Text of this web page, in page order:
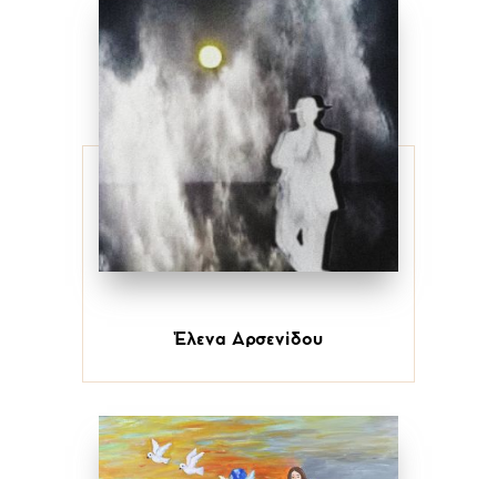
Έλενα Αρσενίδου